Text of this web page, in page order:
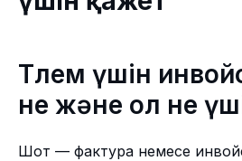
Төлем үшін
не және ол не
Шот — фактура немесе